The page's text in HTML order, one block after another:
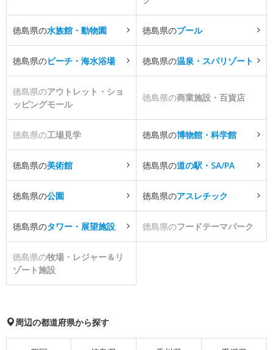
徳島県の水族館・動物園 徳島県のプール
徳島県のビーチ・海水浴場 徳島県の温泉・スパリゾート
徳島県のアウトレット・ショ
ッピングモール
徳島県の商業施設・百貨店
徳島県の工場見学 徳島県の博物館・科学館
徳島県の美術館 徳島県の道の駅・SA/PA
徳島県の公園 徳島県のアスレチック
徳島県のタワー・展望施設 徳島県のフードテーマパーク
徳島県の牧場・レジャー＆リ
ゾート施設
周辺の都道府県から探す